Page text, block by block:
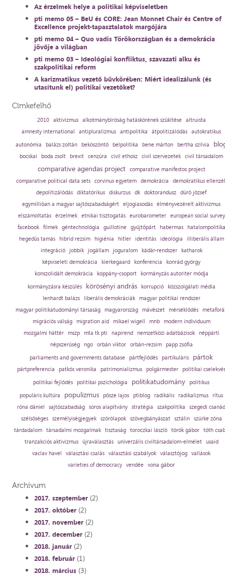
Az érzelmek helye a politikai képviseletben
pti memo 05 – BeU és CORE: Jean Monnet Chair és Centre of
Excellence projekt-tapasztalatok margójára
pti memo 04 – Quo vadis Törökországban és a demokrácia
jövője a világban
pti memo 03 – Ideológiai konfliktus, szavazati alku és
szakpolitikai reform
A karizmatikus vezető bűvkörében: Miért idealizálunk (és
utasítunk el) politikai vezetőket?
Címkefelhő
2010 aktivizmus alkotmánybíróság hatáskörének szűkítése
altruista
amnesty international
antipluralizmus antipolitika átpolitizálódás autokratikus
autonómia
balázs zoltán beköszöntő belpolitika bene márton bertha szilvia
bocskai boda zsolt brexit cenzúra civil ethosz civil szervezetek civil társadalom
comparative agendas project
comparative manifestos project
comparative political data sets corvinus egyetem demokrácia
demokratikus
depolitizálódás diktatórikus diskurzus dk doktorandusz dúró józsef
egymillióan a magyar sajtószabadságért eljogiasodás élményvezérelt aktivizmus
elszámoltatás
érzelmek etnikai tisztogatás eurobarometer
european social survey
facebook
filmek géntechnológia guillotine gyűjtőpárt habermas
hatalompolitika
hegedűs tamás
hibrid rezsim higiénia hitler identitás ideológia
illiberális állam
integráció
jobbik jogállam joguralom kádár-rendszer
katharok
képviseleti demokrácia
kierkegaard konferencia
konrád györgy
konszolidált demokrácia
koppány-csoport
kormányzás autoriter módja
kormányzásra készülés
körösényi andrás korrupció
közszolgálati média
lenhardt balázs
liberális demokráciák
magyar politikai rendszer
magyar politikatudományi társaság
magyarország mávészet mérséklődés
migrációs válság
migration aid mikael wigell mnb
modern individuum
mozgalmi háttér
mszp mta tk pti napirend nemzetközi adatbázisok
néppárti
népszerűség
ngo orbán viktor orbán-rezsim
papp zsófia
parliaments and governments database
pártfejlődés partikuláris pártok
pártpreferencia patkós veronika patrimonializmus polgármester
politikai
politikai fejlődés
politikai pszichológia politikatudomány
politikus
populáris kultúra
populizmus pősze lajos ptiblog radikális radikalizmus
rítus
róna dániel
sajtószabadság soros alapítvány stratégia szakpolitika
szegedi
szélsőséges
személyiségjegyek szórólapok szövegbányászat sztálin
szürke zóna
tárdadalom társadalmi mozgalmak tisztaság toroczkai lászló török gábor tóth
tranzakciós aktivizmus
újraválasztás univerzális civiltársadalom-elmélet
usaid
vaclav havel
választási csalás választási szabályok választójog vallások
varieties of democracy vendée vona gábor
Archívum
2017. szeptember(2)
2017. október(2)
2017. november(2)
2017. december(2)
2018. január(2)
2018. február(1)
2018. március(3)